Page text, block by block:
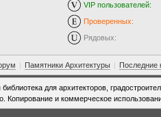
VIP пользователей:
Проверенных:
Рядовых:
| Памятники Архитектуры | Последние
для архитекторов,
Копирование и коммерческое